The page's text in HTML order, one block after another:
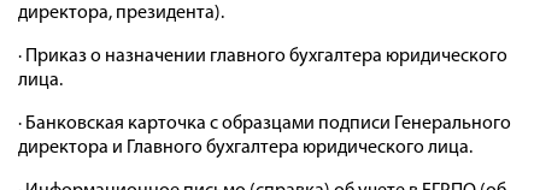
директора, президента).
· Приказ о назначении главного бухгалтера юридического
лица.
· Банковская карточка с образцами подписи Генерального
директора и Главного бухгалтера юридического лица.